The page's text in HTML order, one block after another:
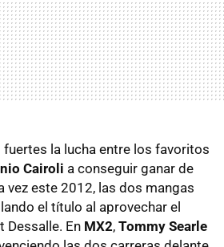
la lucha entre los favoritos
Cairoli a conseguir ganar de
vez este 2012, las dos mangas
el título al aprovechar el
Dessalle. En MX2, Tommy Searle